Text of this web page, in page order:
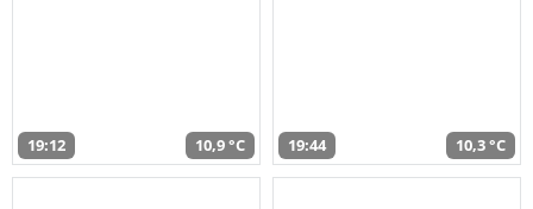
19:12 10,9 °C 19:44 10,3 °C